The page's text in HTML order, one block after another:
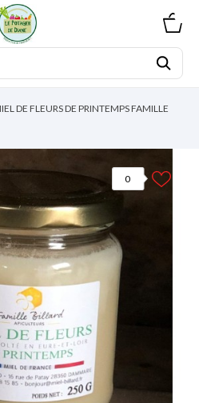
DE FLEURS DE PRINTEMPS FAMILLE
0